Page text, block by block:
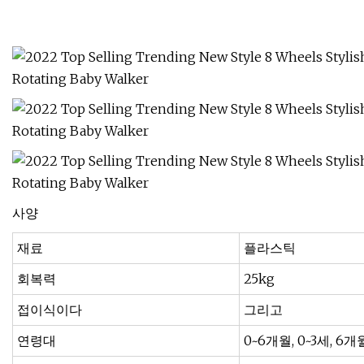
사양
재료
플라스틱
회복력
25kg
접이식이다
그리고
연령대
0~6개월, 0~3세, 6개